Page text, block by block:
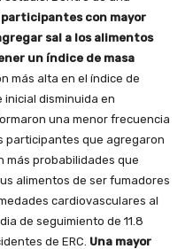
participantes con mayor
sal a los alimentos
un índice de masa
más alta en el índice de
inicial disminuida en
una menor frecuencia
participantes que agregaron
más probabilidades que
alimentos de ser fumadores
cardiovasculares al
de seguimiento de 11.8
de ERC. Una mayor